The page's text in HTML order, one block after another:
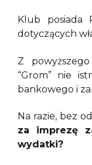
Klub posiada
dotyczących
Z
“Grom” nie
bankowego i
Na razie, bez
za imprezę
wydatki?